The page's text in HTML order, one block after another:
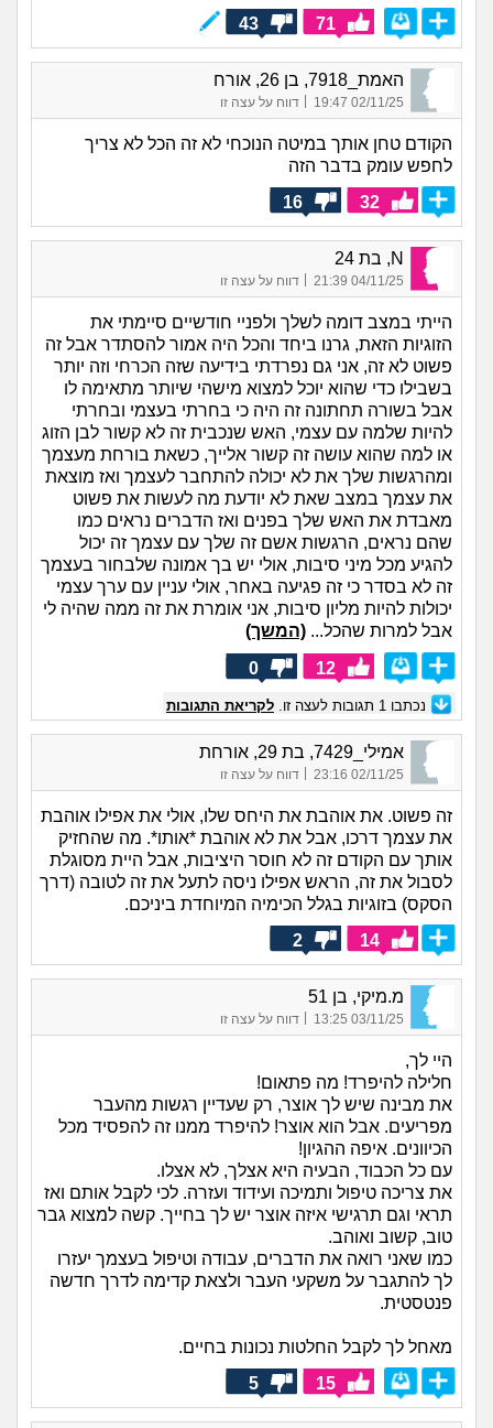
71
43
האמת_7918, בן 26, אורח
02/11/25 19:47 דווח על עצה זו
הקודם טחן אותך במיטה הנוכחי לא זה הכל לא צריך
לחפש עומק בדבר הזה
32
16
N, בת 24
04/11/25 21:39 דווח על עצה זו
הייתי במצב דומה לשלך ולפניי חודשיים סיימתי את
הזוגיות הזאת, גרנו ביחד והכל היה אמור להסתדר אבל זה
פשוט לא זה, אני גם נפרדתי בידיעה שזה הכרחי וזה יותר
בשבילו כדי שהוא יוכל למצוא מישהי שיותר מתאימה לו
אבל בשורה תחתונה זה היה כי בחרתי בעצמי ובחרתי
להיות שלמה עם עצמי, האש שנכבית זה לא קשור לבן הזוג
או למה שהוא עושה זה קשור אלייך, כשאת בורחת מעצמך
ומהרגשות שלך את לא יכולה להתחבר לעצמך ואז מוצאת
את עצמך במצב שאת לא יודעת מה לעשות את פשוט
מאבדת את האש שלך בפנים ואז הדברים נראים כמו
שהם נראים, הרגשות אשם זה שלך עם עצמך זה יכול
להגיע מכל מיני סיבות, אולי יש בך אמונה שלבחור בעצמך
זה לא בסדר כי זה פגיעה באחר, אולי עניין עם ערך עצמי
יכולות להיות מליון סיבות, אני אומרת את זה ממה שהיה לי
אבל למרות שהכל... (המשך)
12
0
נכתבו 1 תגובות לעצה זו. לקריאת התגובות
אמילי_7429, בת 29, אורחת
02/11/25 23:16
| דווח על עצה זו
זה פשוט. את אוהבת את היחס שלו, אולי את אפילו אוהבת
את עצמך דרכו, אבל את לא אוהבת *אותו*. מה שהחזיק
אותך עם הקודם זה לא חוסר היציבות, אבל היית מסוגלת
לסבול את זה, הראש אפילו ניסה לתעל את זה לטובה (דרך
הסקס) בזוגיות בגלל הכימיה המיוחדת ביניכם.
14
2
מ.מיקי, בן 51
03/11/25 13:25
| דווח על עצה זו
היי לך,
חלילה להיפרד! מה פתאום!
את מבינה שיש לך אוצר, רק שעדיין רגשות מהעבר
מפריעים. אבל הוא אוצר! להיפרד ממנו זה להפסיד מכל
הכיוונים. איפה ההגיון!
עם כל הכבוד, הבעיה היא אצלך, לא אצלו.
את צריכה טיפול ותמיכה ועידוד ועזרה. לכי לקבל אותם ואז
תראי וגם תרגישי איזה אוצר יש לך בחייך. קשה למצוא גבר
טוב, קשוב ואוהב.
כמו שאני רואה את הדברים, עבודה וטיפול בעצמך יעזרו
לך להתגבר על משקעי העבר ולצאת קדימה לדרך חדשה
פנטסטית.
מאחל לך לקבל החלטות נכונות בחיים.
15
5